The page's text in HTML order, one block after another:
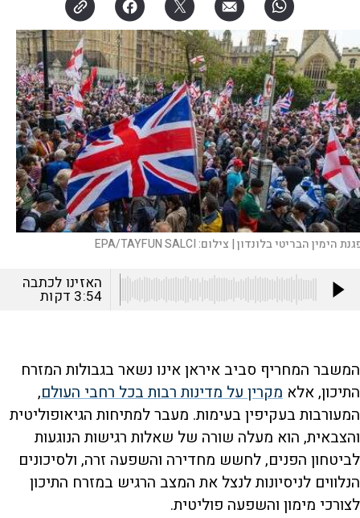
הימין הבריטי בלונדון | צילום:EPA/TAYFUN SALCI
האזינו לכתבה
3:54 דקות
המשבר המחריף סביב איראן אינו נשאר בגבולות המזרח
התיכון, אלא מקרין על מדינות רבות בכל רחבי העולם,
המעורבות בעקיפין בעימות. מעבר למתיחות הגיאופוליטית
והצבאית, הוא מעלה שורה של שאלות רגישות הנוגעות
לביטחון הפנים, לחשש מחדירה והשפעה זרה, ולסיכונים
הנלווים לניסיונות לנצל את המצב הרגיש במזרח התיכון
לצורכי מימון והשפעה פוליטית.